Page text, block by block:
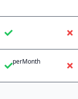
perMonth